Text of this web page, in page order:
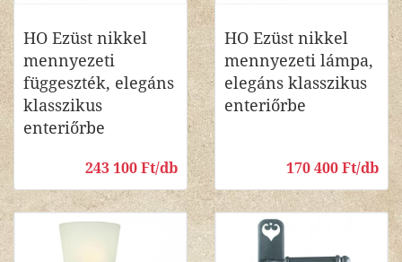
HO Ezüst nikkel
mennyezeti
függeszték, elegáns
klasszikus
enteriőrbe
243 100 Ft/db
HO Ezüst nikkel
mennyezeti lámpa,
elegáns klasszikus
enteriőrbe
170 400 Ft/db